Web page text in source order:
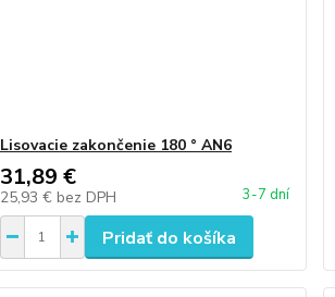
Lisovacie zakončenie 180 ° AN6
31,89 €
25,93 € bez DPH 3-7 dní
Pridať do košíka